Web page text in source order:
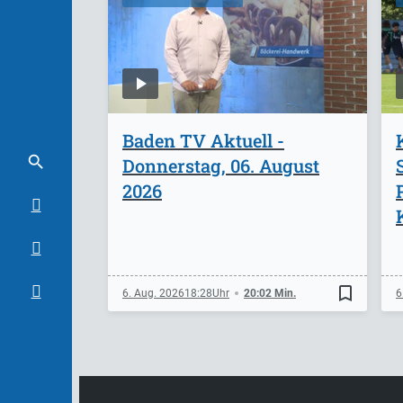
Baden TV Aktuell -
Donnerstag, 06. August
2026
6. Aug. 202618:28 20:02 Min. bookmark_border